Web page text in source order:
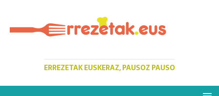
ERREZETAK EUSKERAZ, PAUSOZ PAUSO